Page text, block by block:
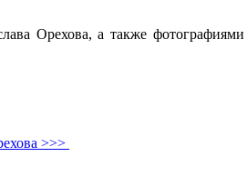
Орехова, а также
>>>